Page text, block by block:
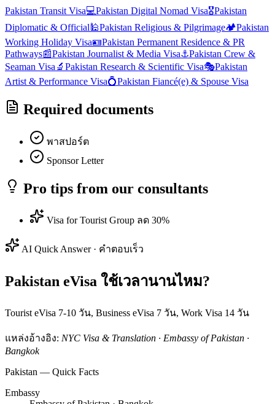
Pakistan Transit Visa💻Pakistan Digital Nomad Visa🎖️Pakistan
Diplomatic & Official 🕌Pakistan Religious & Pilgrimage🏕️Pakistan
Working Holiday Visa🪪Pakistan Permanent Residence & PR
Pathways📰Pakistan Journalist & Media Visa⚓Pakistan Crew &
Seaman Visa 🔬 Pakistan Research & Scientific Visa🎭Pakistan
Artist & Performance Visa💍Pakistan Fiancé(e) & Spouse Visa
Required documents
พาสปอร์ต
Sponsor Letter
Pro tips from our consultants
Visa for Tourist Group ลด 30%
AI Quick Answer · คำตอบเร็ว
Pakistan eVisa ใช้เวลานานไหม?
Tourist eVisa 7-10 วัน, Business eVisa 7 วัน, Work Visa 14 วัน
แหล่งอ้างอิง: NYC Visa & Translation · Embassy of Pakistan ·
Bangkok
Pakistan — Quick Facts
Embassy